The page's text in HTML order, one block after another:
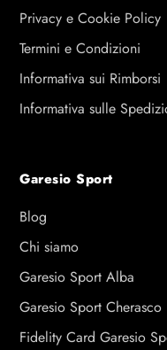
Privacy e Cookie Policy
Termini e Condizioni
Informativa sui Rimborsi
Informativa sulle
Garesio Sport
Blog
Chi siamo
Garesio Sport Alba
Garesio Sport Cherasco
Fidelity Card Garesio